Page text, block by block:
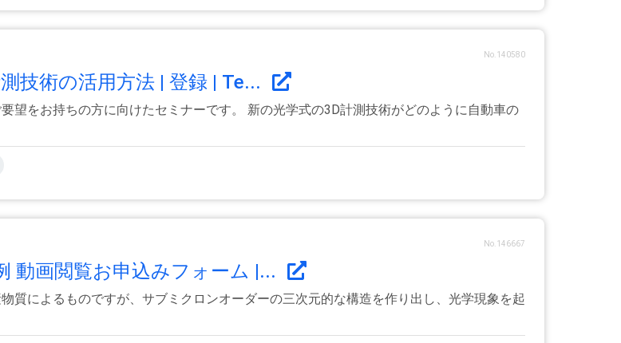
No.140580
技術の活用方法 | 登録 | Te...
望をお持ちの方に向けたセミナーです。 新の光学式の3D計測技術がどのように自動車の
No.146667
動画閲覧お申込みフォーム |...
質によるものですが、サブミクロンオーダーの三次元的な構造を作り出し、光学現象を起